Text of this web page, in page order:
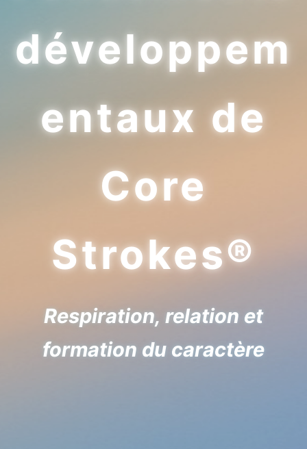
développem
entaux de
Core
Strokes®
Respiration, relation et
formation du caractère